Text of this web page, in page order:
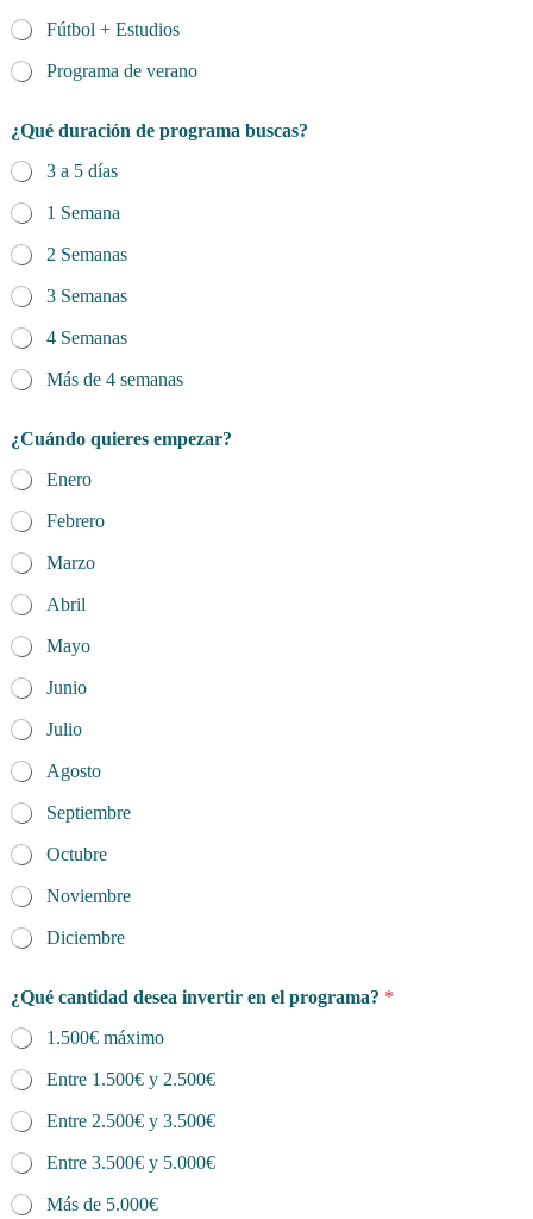
Fútbol + Estudios
Programa de verano
¿Qué duración de programa buscas?
3 a 5 días
1 Semana
2 Semanas
3 Semanas
4 Semanas
Más de 4 semanas
¿Cuándo quieres empezar?
Enero
Febrero
Marzo
Abril
Mayo
Junio
Julio
Agosto
Septiembre
Octubre
Noviembre
Diciembre
¿Qué cantidad desea invertir en el programa? *
1.500€ máximo
Entre 1.500€ y 2.500€
Entre 2.500€ y 3.500€
Entre 3.500€ y 5.000€
Más de 5.000€